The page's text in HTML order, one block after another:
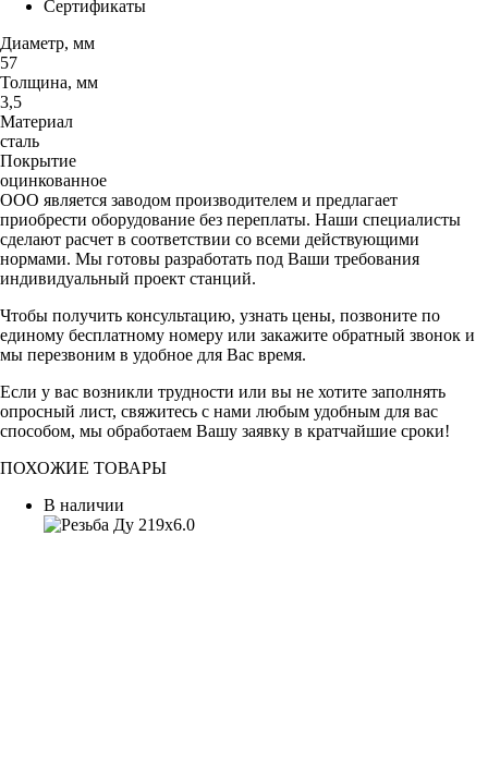
Сертификаты
Диаметр, мм
57
Толщина, мм
3,5
Материал
сталь
Покрытие
оцинкованное
ООО является заводом производителем и предлагает
приобрести оборудование без переплаты. Наши специалисты
сделают расчет в соответствии со всеми действующими
нормами. Мы готовы разработать под Ваши требования
индивидуальный проект станций.
Чтобы получить консультацию, узнать цены, позвоните по
единому бесплатному номеру или закажите обратный звонок и
мы перезвоним в удобное для Вас время.
Если у вас возникли трудности или вы не хотите заполнять
опросный лист, свяжитесь с нами любым удобным для вас
способом, мы обработаем Вашу заявку в кратчайшие сроки!
ПОХОЖИЕ ТОВАРЫ
В наличии